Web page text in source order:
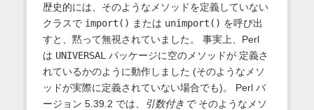
歴史的には、そのようなメソッドを定義していない
クラスで import() または unimport() を呼び出
すと、黙って無視されていました。 事実上、Perl
は UNIVERSAL パッケージに空のメソッドが 定義さ
れているかのように動作しました (そのようなメソ
ッドが実際に定義されていない場合でも)。 Perl バ
ージョン 5.39.2 では、
引数付きでそのようなメソ